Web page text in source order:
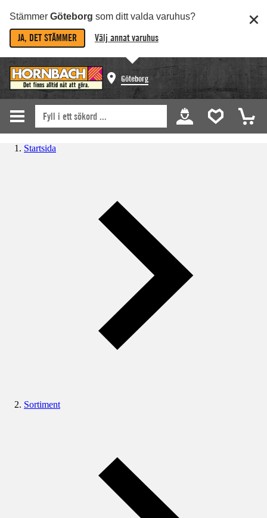
Stämmer Göteborg som ditt valda varuhus?
JA, DET STÄMMER Välj annat varuhus
Göteborg
Startsida
Sortiment